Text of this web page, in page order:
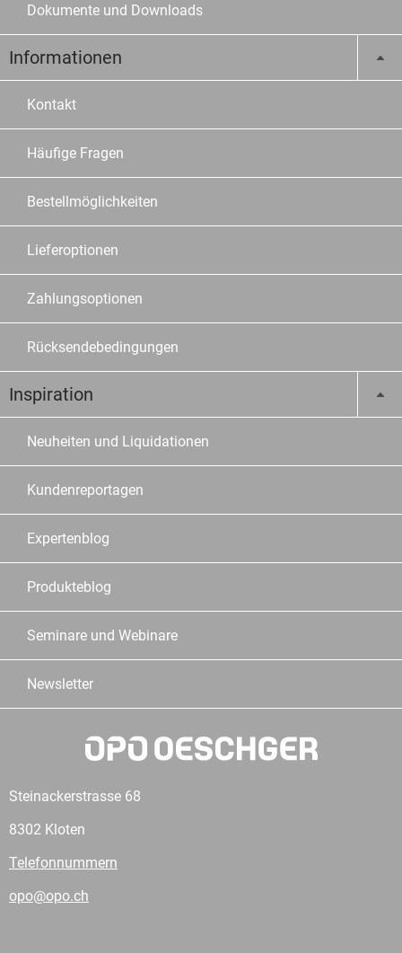
Dokumente und Downloads
Informationen
Kontakt
Häufige Fragen
Bestellmöglichkeiten
Lieferoptionen
Zahlungsoptionen
Rücksendebedingungen
Inspiration
Neuheiten und Liquidationen
Kundenreportagen
Expertenblog
Produkteblog
Seminare und Webinare
Newsletter
Steinackerstrasse 68
8302 Kloten
Telefonnummern
opo@opo.ch